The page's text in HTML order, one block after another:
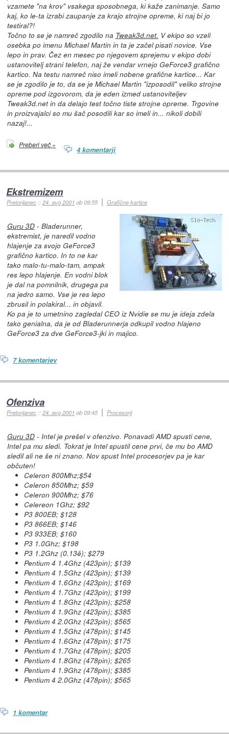
vzamete "na krov" vsakega sposobnega, ki kaže zanimanje. Samo
kaj, ko le-ta izrabi zaupanje za krajo strojne opreme, ki naj bi jo
testiral?!
Točno to se je namreč zgodilo na Tweak3d.net. V ekipo so vzeli
osebka po imenu Michael Martin in ta je začel pisati novice. Vse
lepo in prav. Čez en mesec po njegovem sprejemu v ekipo dobi
ustanovitelj strani telefon, naj že vendar vrnejo GeForce3 grafično
kartico. Na testu namreč niso imeli nobene grafične kartice... Kar
se je zgodilo je to, da se je Michael Martin "izposodil" veliko strojne
opreme pod izgovorom, da je eden izmed ustanoviteljev
Tweak3d.net in da delajo test točno tiste strojne opreme. Trgovine
in proizvajalci so mu šač posodili kar so imeli in... nikoli dobili
nazaj!...
Preberi več »
4 komentarji
Ekstremizem
Pretorijanec ::24. avg 2001 ob 09:55 Grafične kartice
Guru 3D- Bladerunner,
ekstremist, je naredil vodno
hlajenje za svojo GeForce3
grafično kartico. In to ne kar
tako malo-tu-malo-tam, ampak
res lepo hlajenje. En vodni blok
je dal na pomnilnik, drugega pa
na jedro samo. Vse je res lepo
zbrusil in polakiral... in objavil.
Ko pa je to umetnino zagledal CEO iz Nvidie se mu je ideja zdela
tako genialna, da je od Bladerunnerja odkupil vodno hlajeno
GeForce3 za dve GeForce3-jki in majico.
7 komentarjev
Ofenziva
Pretorijanec ::24. avg 2001 ob 09:45 Procesorji
Guru 3D- Intel je prešel v ofenzivo. Ponavadi AMD spusti cene,
Intel pa mu sledi. Tokrat je Intel spustil cene prvi, če mu bo AMD
sledil ali ne še ni znano. Nov spust Intel procesorjev pa je kar
občuten!
Celeron 800Mhz;$54
Celeron 850Mhz; $59
Celeron 900Mhz; $76
Celereon 1Ghz; $92
P3 800EB; $128
P3 866EB; $146
P3 933EB; $160
P3 1.0Ghz; $198
P3 1.2Ghz (0.13ě); $279
Pentium 4 1.4Ghz (423pin); $139
Pentium 4 1.5Ghz (423pin); $139
Pentium 4 1.6Ghz (423pin); $169
Pentium 4 1.7Ghz (423pin); $199
Pentium 4 1.8Ghz (423pin); $258
Pentium 4 1.9Ghz (423pin); $385
Pentium 4 2.0Ghz (423pin); $565
Pentium 4 1.5Ghz (478pin); $145
Pentium 4 1.6Ghz (478pin); $175
Pentium 4 1.7Ghz (478pin); $205
Pentium 4 1.8Ghz (478pin); $265
Pentium 4 1.9Ghz (478pin); $385
Pentium 4 2.0Ghz (478pin); $565
1 komentar